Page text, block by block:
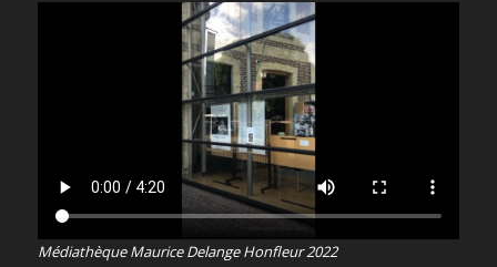
Médiathèque Maurice Delange Honfleur 2022